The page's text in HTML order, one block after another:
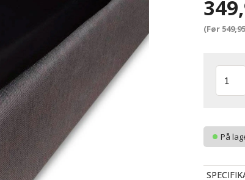
(Før
På